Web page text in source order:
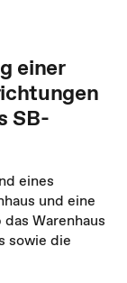
einer
SB-
eines
und eine
Warenhaus
sowie die